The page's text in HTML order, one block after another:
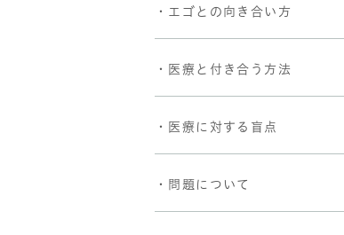
・エゴとの向き合い方
・医療と付き合う方法
・医療に対する盲点
・問題について